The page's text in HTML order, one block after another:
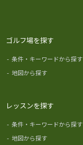
ゴルフ場を探す
- 条件・キーワードから探す
- 地図から探す
レッスンを探す
- 条件・キーワードから探す
- 地図から探す